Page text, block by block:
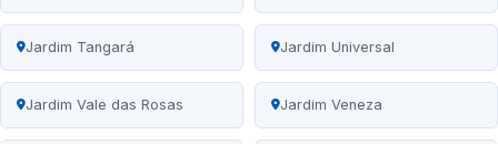
Jardim Tangará Jardim Universal
Jardim Vale das Rosas Jardim Veneza